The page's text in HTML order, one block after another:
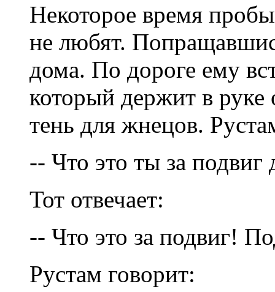
Некоторое время
не любят.
дома. По дороге ему
который держит в руке
тень для жнецов.
-- Что это ты за подвиг
Тот отвечает:
-- Что это за подвиг!
Рустам говорит: